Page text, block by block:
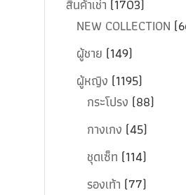
สินค้าเช่า (1703)
NEW COLLECTION
ผู้ชาย (149)
ผู้หญิง (1195)
กระโปรง (88)
กางเกง (45)
ชุดเซ็ท (114)
รองเท้า (77)